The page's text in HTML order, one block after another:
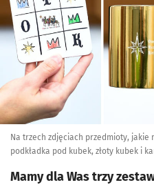
Na trzech zdjęciach przedmioty,
podkładka pod kubek, złoty kubek i
Mamy dla Was trzy